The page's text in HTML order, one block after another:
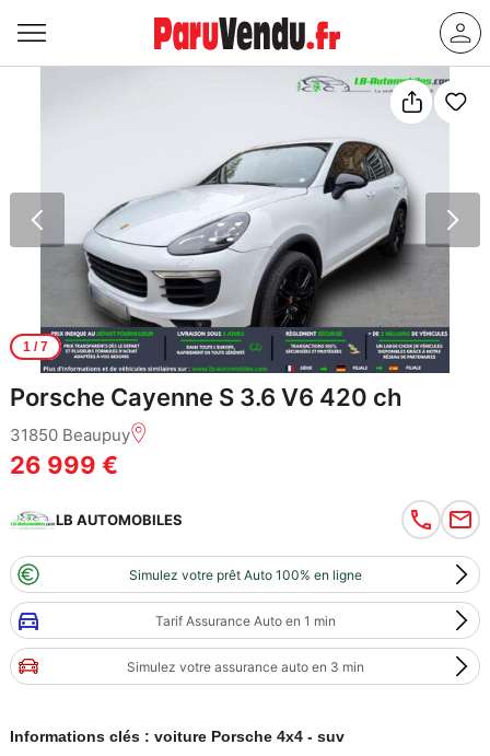
1/ 7
Porsche Cayenne S 3.6 V6 420 ch
31850 Beaupuy
26 999 €
LB AUTOMOBILES
Simulez votre prêt Auto 100% en ligne
Tarif Assurance Auto en 1 min
Simulez votre assurance auto en 3 min
Informations clés : voiture Porsche 4x4 - suv